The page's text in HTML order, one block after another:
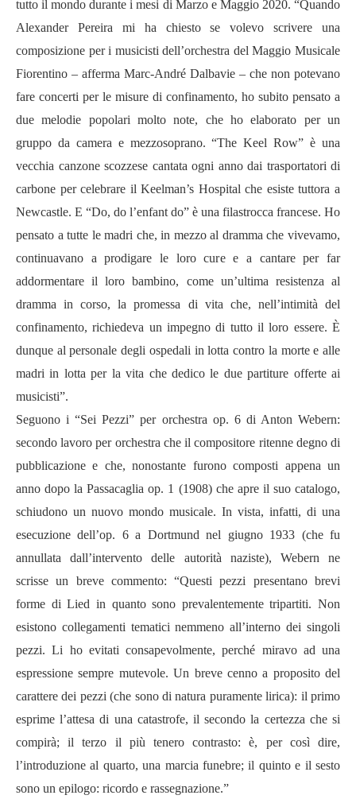
tutto il mondo durante i mesi di Marzo e Maggio 2020. “Quando
Alexander Pereira mi ha chiesto se volevo scrivere una
composizione per i musicisti dell’orchestra del Maggio Musicale
Fiorentino – afferma Marc-André Dalbavie – che non potevano
fare concerti per le misure di confinamento, ho subito pensato a
due melodie popolari molto note, che ho elaborato per un
gruppo da camera e mezzosoprano. “The Keel Row” è una
vecchia canzone scozzese cantata ogni anno dai trasportatori di
carbone per celebrare il Keelman’s Hospital che esiste tuttora a
Newcastle. E “Do, do l’enfant do” è una filastrocca francese. Ho
pensato a tutte le madri che, in mezzo al dramma che vivevamo,
continuavano a prodigare le loro cure e a cantare per far
addormentare il loro bambino, come un’ultima resistenza al
dramma in corso, la promessa di vita che, nell’intimità del
confinamento, richiedeva un impegno di tutto il loro essere. È
dunque al personale degli ospedali in lotta contro la morte e alle
madri in lotta per la vita che dedico le due partiture offerte ai
musicisti”.
Seguono i “Sei Pezzi” per orchestra op. 6 di Anton Webern:
secondo lavoro per orchestra che il compositore ritenne degno di
pubblicazione e che, nonostante furono composti appena un
anno dopo la Passacaglia op. 1 (1908) che apre il suo catalogo,
schiudono un nuovo mondo musicale. In vista, infatti, di una
esecuzione dell’op. 6 a Dortmund nel giugno 1933 (che fu
annullata dall’intervento delle autorità naziste), Webern ne
scrisse un breve commento: “Questi pezzi presentano brevi
forme di Lied in quanto sono prevalentemente tripartiti. Non
esistono collegamenti tematici nemmeno all’interno dei singoli
pezzi. Li ho evitati consapevolmente, perché miravo ad una
espressione sempre mutevole. Un breve cenno a proposito del
carattere dei pezzi (che sono di natura puramente lirica): il primo
esprime l’attesa di una catastrofe, il secondo la certezza che si
compirà; il terzo il più tenero contrasto: è, per così dire,
l’introduzione al quarto, una marcia funebre; il quinto e il sesto
sono un epilogo: ricordo e rassegnazione.”